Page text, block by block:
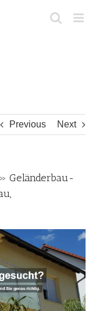
Previous Next
Geländerbau-